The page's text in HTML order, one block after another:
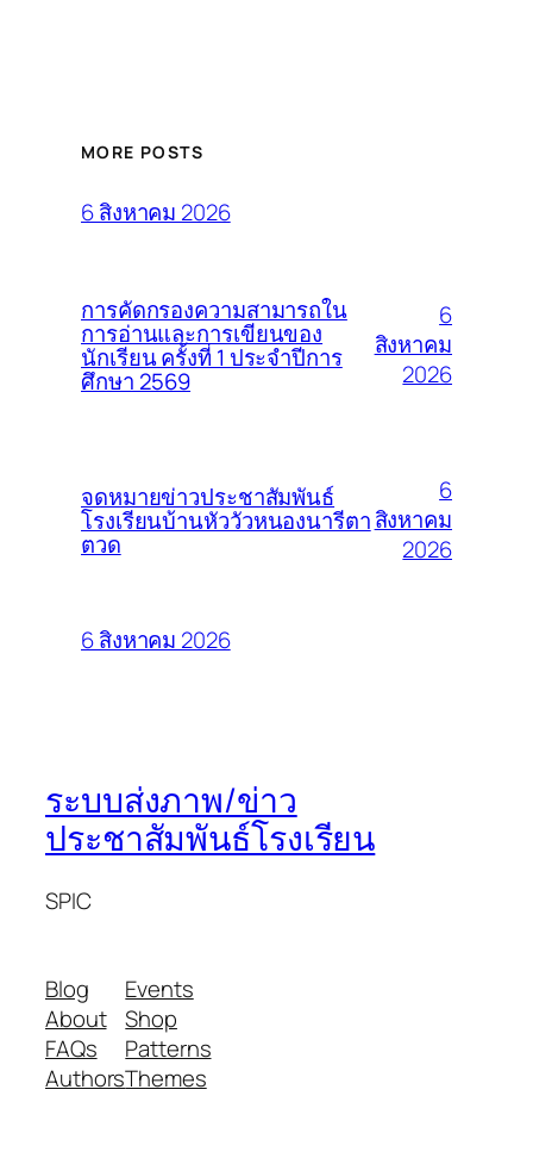
MORE POSTS
6 สิงหาคม 2026
การคัดกรองความสามารถใน
การอ่านและการเขียนของ
นักเรียน ครั้งที่ 1 ประจำปีการ
ศึกษา 2569
6
สิงหาคม
2026
จดหมายข่าวประชาสัมพันธ์
โรงเรียนบ้านหัววัวหนองนารีตา
ตวด
6
สิงหาคม
2026
6 สิงหาคม 2026
ระบบส่งภาพ/ข่าว
ประชาสัมพันธ์โรงเรียน
SPIC
Blog
About
FAQs
Authors
Events
Shop
Patterns
Themes